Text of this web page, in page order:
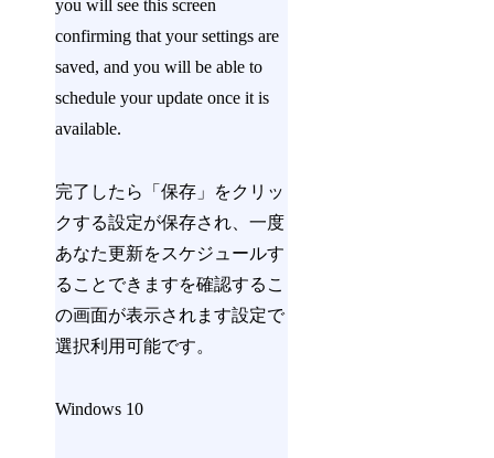
you will see this screen
confirming that your settings are
saved, and you will be able to
schedule your update once it is
available.
完了したら「保存」をクリッ
クする設定が保存され、一度
あなた更新をスケジュールす
ることできますを確認するこ
の画面が表示されます設定で
選択利用可能です。
Windows 10